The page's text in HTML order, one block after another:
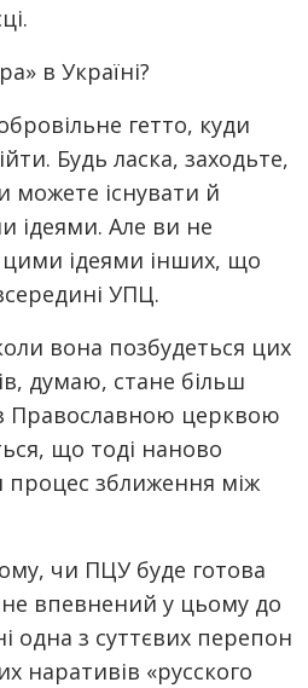
в Україні?
гетто, куди
Будь ласка, заходьте,
можете існувати й
ідеями. Але ви не
ідеями інших, що
УПЦ.
вона позбудеться цих
думаю, стане більш
Православною церквою
що тоді наново
зближення між
чи ПЦУ буде готова
впевнений у цьому до
одна з суттєвих перепон
наративів «русского